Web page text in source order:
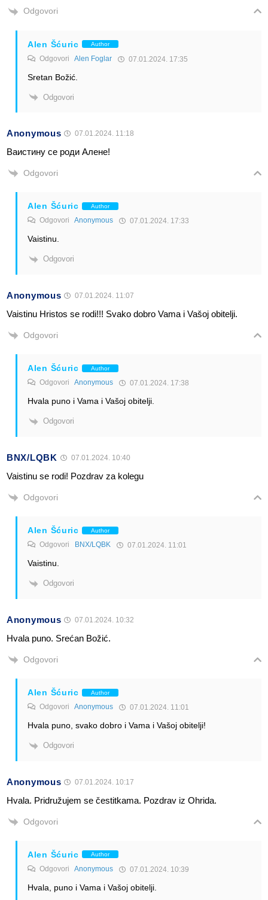
Odgovori
Alen Šćuric Author
Odgovori Alen Foglar 07.01.2024. 17:35
Sretan Božić.
Odgovori
Anonymous 07.01.2024. 11:18
Ваистину се роди Алене!
Odgovori
Alen Šćuric Author
Odgovori Anonymous 07.01.2024. 17:33
Vaistinu.
Odgovori
Anonymous 07.01.2024. 11:07
Vaistinu Hristos se rodi!!! Svako dobro Vama i Vašoj obitelji.
Odgovori
Alen Šćuric Author
Odgovori Anonymous 07.01.2024. 17:38
Hvala puno i Vama i Vašoj obitelji.
Odgovori
BNX/LQBK 07.01.2024. 10:40
Vaistinu se rodi! Pozdrav za kolegu
Odgovori
Alen Šćuric Author
Odgovori BNX/LQBK 07.01.2024. 11:01
Vaistinu.
Odgovori
Anonymous 07.01.2024. 10:32
Hvala puno. Srećan Božić.
Odgovori
Alen Šćuric Author
Odgovori Anonymous 07.01.2024. 11:01
Hvala puno, svako dobro i Vama i Vašoj obitelji!
Odgovori
Anonymous 07.01.2024. 10:17
Hvala. Pridružujem se čestitkama. Pozdrav iz Ohrida.
Odgovori
Alen Šćuric Author
Odgovori Anonymous 07.01.2024. 10:39
Hvala, puno i Vama i Vašoj obitelji.